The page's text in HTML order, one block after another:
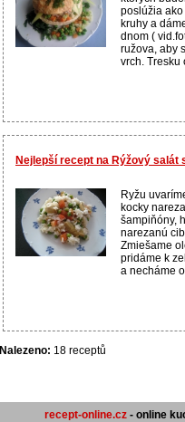
poslúžia
kruhy a
dnom (
ružova, aby
vrch. Tresku
Nejlepší recept na Rýžový salát
Ryžu
kocky
šampiňóny,
narezanú
Zmiešame
pridáme k
a necháme
Nalezeno: 18 receptů
recept-online.cz - online